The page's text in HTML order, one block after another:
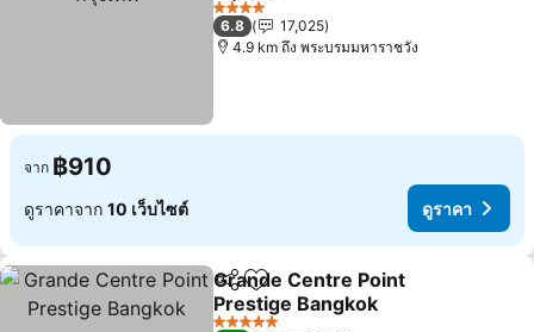
4 ดาว
6.8
17,025
4.9 km ถึง พระบรมมหาราชวัง
จาก ฿910
ดูราคาจาก 10 เว็บไซต์ ดูราคา
แชร์ เพิ่มในรายการโปรด
Grande Centre Point
Prestige Bangkok